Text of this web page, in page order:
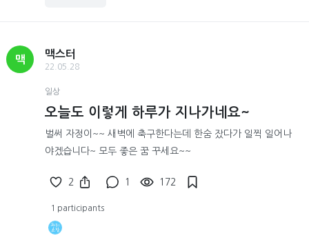
맥
맥스터
22.05.28
일상
오늘도 이렇게 하루가 지나가네요~
벌써 자정이~~ 새벽에 축구한다는데 한숨 잤다가 일찍 일어나
야겠습니다~ 모두 좋은 꿈 꾸세요~~
2 1 172
1 participants